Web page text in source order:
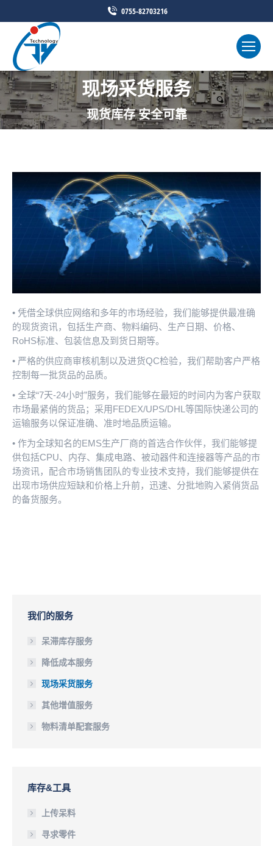
0755-82703216
现场采货服务
现货库存 安全可靠
• 凭借全球供应网络和多年的市场经验，我们能够提供最准确
的现货资讯，包括生产商、物料编码、生产日期、价格、
RoHS标准、包装信息及到货日期等。
• 严格的供应商审核机制以及进货QC检验，我们帮助客户严格
控制每一批货品的品质。
• 全球“7天-24小时”服务，我们能够在最短的时间内为客户获取
市场最紧俏的货品；采用FEDEX/UPS/DHL等国际快递公司的
运输服务以保证准确、准时地品质运输。
• 作为全球知名的EMS生产厂商的首选合作伙伴，我们能够提
供包括CPU、内存、集成电路、被动器件和连接器等产品的市
场资讯，配合市场销售团队的专业技术支持，我们能够提供在
出现市场供应短缺和价格上升前，迅速、分批地购入紧俏货品
的备货服务。
我们的服务
呆滞库存服务
降低成本服务
现场采货服务
其他增值服务
物料清单配套服务
库存&工具
上传呆料
寻求零件